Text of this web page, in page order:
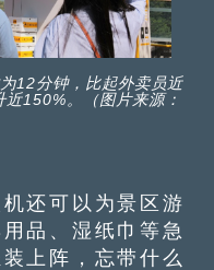
12分钟，比起外卖员近
150%。（图片来源：
还可以为景区游
品、湿纸巾等急
上阵，忘带什么